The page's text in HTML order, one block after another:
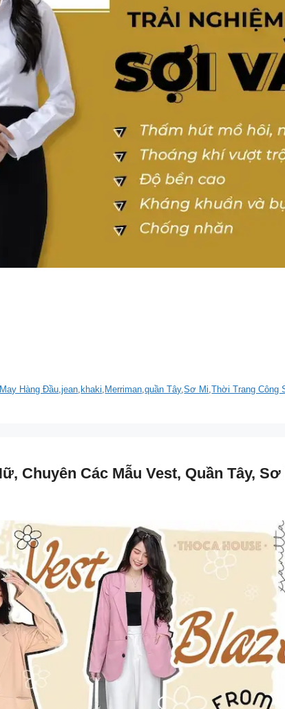
Hàng Đầu,jean, khaki, Merriman,quần Tây,Sơ Mi,Thời Trang Công
Chuyên Các Mẫu Vest, Quần Tây,